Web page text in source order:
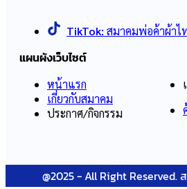
TikTok: สมาคมพ่อค้าผ้าไ
แผนผังเว็บไซต์
หน้าแรก
เกี่ยวกับสมาคม
ประกาศ/กิจกรรม
@2025 - All Right Reserved.